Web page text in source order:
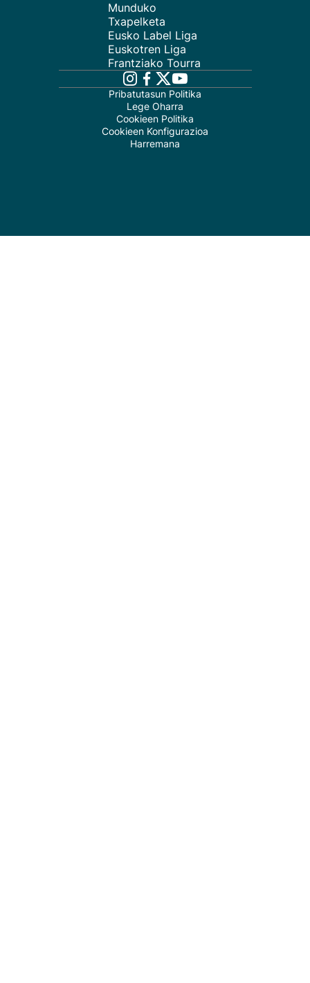
Munduko
Txapelketa
Eusko Label Liga
Euskotren Liga
Frantziako Tourra
Pribatutasun Politika
Lege Oharra
Cookieen Politika
Cookieen Konfigurazioa
Harremana